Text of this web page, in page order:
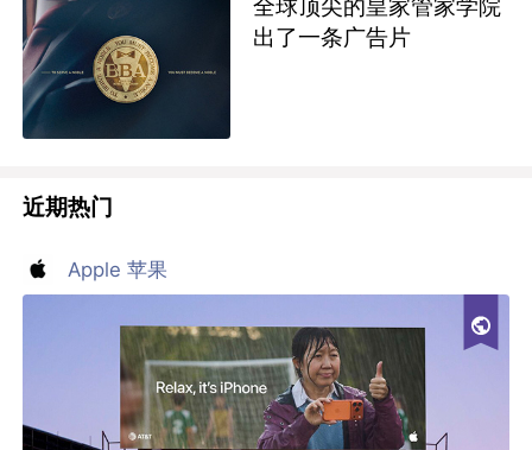
全球顶尖的皇家管家学院
出了一条广告片
近期热门
Apple 苹果